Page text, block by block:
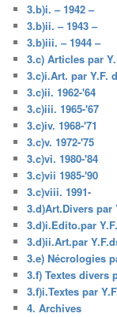
3.b)i. – 1942 –
3.b)ii. – 1943 –
3.b)iii. – 1944 –
3.c) Articles par
3.c)i.Art. par Y.F.
3.c)ii. 1962-'64
3.c)iii. 1965-'67
3.c)iv. 1968-'71
3.c)v. 1972-'75
3.c)vi. 1980-'84
3.c)vii 1985-'90
3.c)viii. 1991-
3.d)Art.Divers par
3.d)i.Edito.par
3.d)ii.Art.par
3.e) Nécrologies
3.f) Textes divers
3.f)i.Textes par
4. Archives